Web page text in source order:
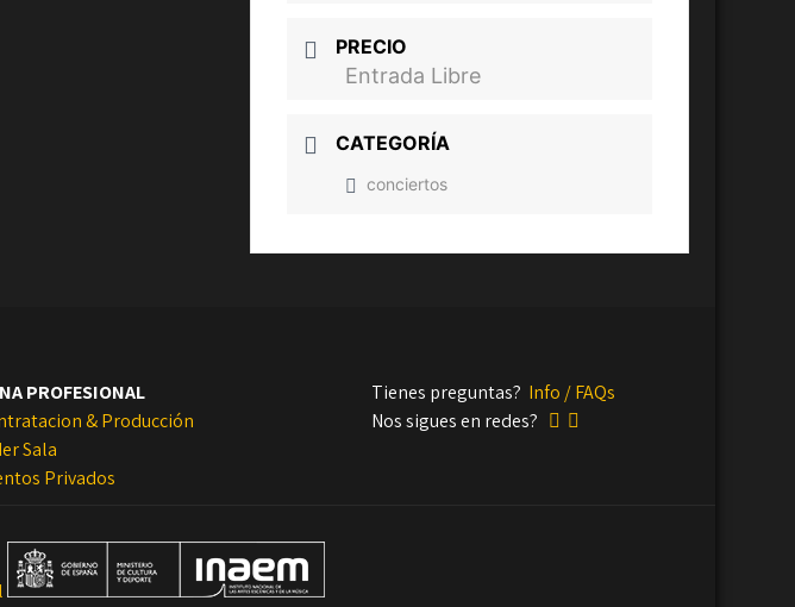
PRECIO
Entrada Libre
CATEGORÍA
conciertos
PROFESIONAL
& Producción
Sala
Privados
Tienes preguntas? Info / FAQs
Nos sigues en redes?